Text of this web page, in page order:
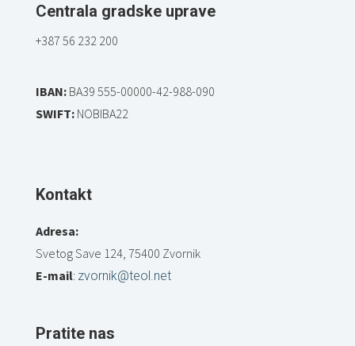
Centrala gradske uprave
+387 56 232 200
IBAN:BA39 555-00000-42-988-090
SWIFT:NOBIBA22
Kontakt
Adresa:
Svetog Save 124, 75400 Zvornik
E-mail: zvornik@teol.net
Pratite nas